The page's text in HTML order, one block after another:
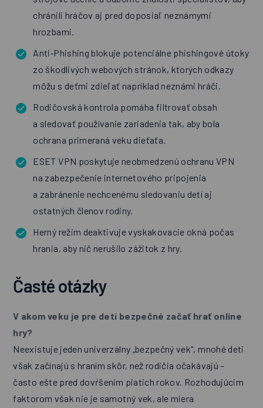
chránili hráčov aj pred doposiaľ neznámymi
hrozbami.
Anti‑Phishing blokuje potenciálne phishingové útoky
zo škodlivých webových stránok, ktorých odkazy
môžu s deťmi zdieľať napríklad neznámi hráči.
Rodičovská kontrola pomáha filtrovať obsah
a sledovať používanie zariadenia tak, aby bola
ochrana primeraná veku dieťaťa.
ESET VPN poskytuje neobmedzenú ochranu VPN
na zabezpečenie internetového pripojenia
a zabránenie nechcenému sledovaniu detí aj
ostatných členov rodiny.
Herný režim deaktivuje vyskakovacie okná počas
hrania, aby nič nerušilo zážitok z hry.
Časté otázky
V akom veku je pre deti bezpečné začať hrať online
hry?
Neexistuje jeden univerzálny „bezpečný vek“, mnohé deti
však začínajú s hraním skôr, než rodičia očakávajú –
často ešte pred dovŕšením piatich rokov. Rozhodujúcim
faktorom však nie je samotný vek, ale miera